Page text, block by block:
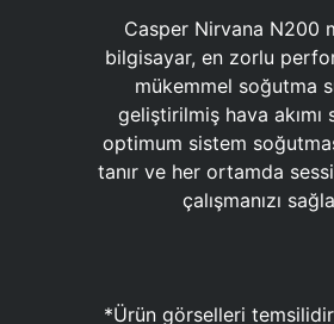
Casper Nirvana N200
bilgisayar, en zorlu
mükemmel soğutma
geliştirilmiş hava akımı
optimum sistem
tanır ve her ortamda
çalışmanızı
*Ürün görselleri